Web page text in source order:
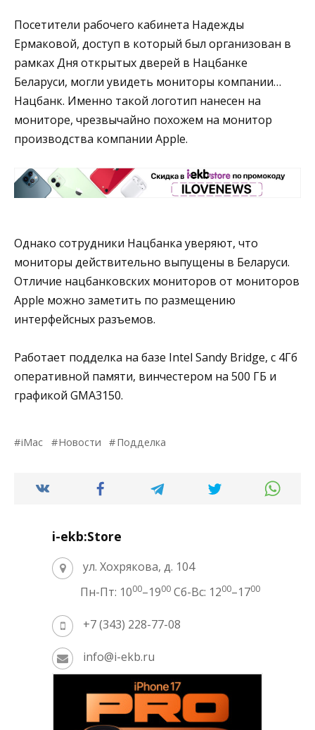
Посетители рабочего кабинета Надежды
Ермаковой, доступ в который был организован в
рамках Дня открытых дверей в Нацбанке
Беларуси, могли увидеть мониторы компании…
Нацбанк. Именно такой логотип нанесен на
мониторе, чрезвычайно похожем на монитор
производства компании Apple.
Однако сотрудники Нацбанка уверяют, что
мониторы действительно выпущены в Беларуси.
Отличие нацбанковских мониторов от мониторов
Apple можно заметить по размещению
интерфейсных разъемов.
Работает подделка на базе Intel Sandy Bridge, с 4Гб
оперативной памяти, винчестером на 500 ГБ и
графикой GMA3150.
iMac Новости Подделка
i-ekb:Store
ул. Хохрякова, д. 104
Пн-Пт: 1000–1900 Сб-Вс: 1200–1700
+7 (343) 228-77-08
info@i-ekb.ru